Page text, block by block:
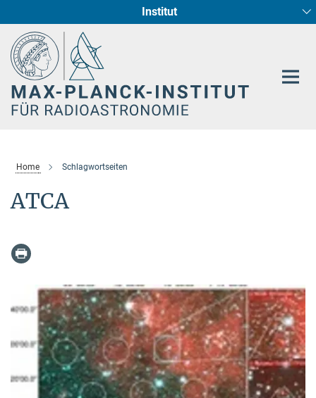
Institut
Radioastronomische Fundamentalphysik
Sternentstehung und Galaxienentwicklung
Home Schlagwortseiten
ATCA